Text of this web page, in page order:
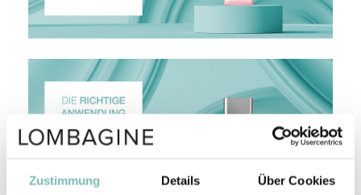
Zustimmung Details Über Cookies